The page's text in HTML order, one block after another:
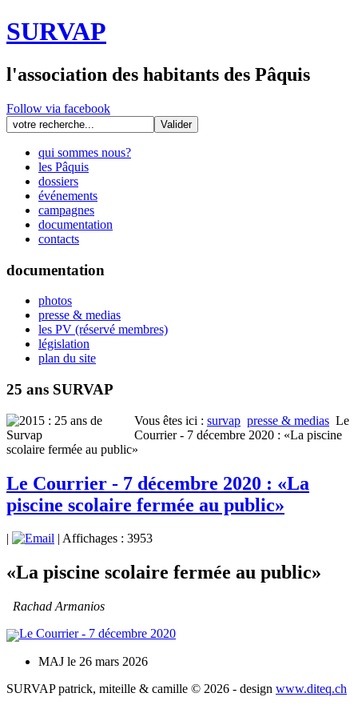
SURVAP
l'association des habitants des Pâquis
Follow via facebook
qui sommes nous?
les Pâquis
dossiers
événements
campagnes
documentation
contacts
documentation
photos
presse & medias
les PV (réservé membres)
législation
plan du site
25 ans SURVAP
Vous êtes ici : survap presse & medias Le
Courrier - 7 décembre 2020 : «La piscine
scolaire fermée au public»
Le Courrier - 7 décembre 2020 : «La
piscine scolaire fermée au public»
| Affichages : 3953
«La piscine scolaire fermée au public»
Rachad Armanios
Le Courrier - 7 décembre 2020
MAJ le 26 mars 2026
SURVAP patrick, miteille & camille © 2026 - design www.diteq.ch